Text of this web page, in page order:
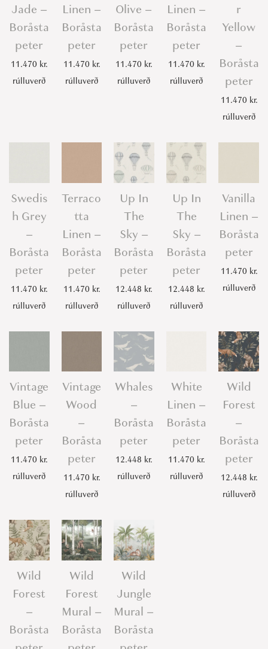
Jade –
Boråsta
peter
11.470 kr.
rúlluverð
Linen –
Boråsta
peter
11.470 kr.
rúlluverð
Olive –
Boråsta
peter
11.470 kr.
rúlluverð
Linen –
Boråsta
peter
11.470 kr.
rúlluverð
r
Yellow
–
Boråsta
peter
11.470 kr.
rúlluverð
Swedis
h Grey
–
Boråsta
peter
11.470 kr.
rúlluverð
Terraco
tta
Linen –
Boråsta
peter
11.470 kr.
rúlluverð
Up In
The
Sky –
Boråsta
peter
12.448 kr.
rúlluverð
Up In
The
Sky –
Boråsta
peter
12.448 kr.
rúlluverð
Vanilla
Linen –
Boråsta
peter
11.470 kr.
rúlluverð
Vintage
Blue –
Boråsta
peter
11.470 kr.
rúlluverð
Vintage
Wood
–
Boråsta
peter
11.470 kr.
rúlluverð
Whales
–
Boråsta
peter
12.448 kr.
rúlluverð
White
Linen –
Boråsta
peter
11.470 kr.
rúlluverð
Wild
Forest
–
Boråsta
peter
12.448 kr.
rúlluverð
Wild
Forest
–
Boråsta
Wild
Forest
Mural –
Boråsta
Wild
Jungle
Mural –
Boråsta